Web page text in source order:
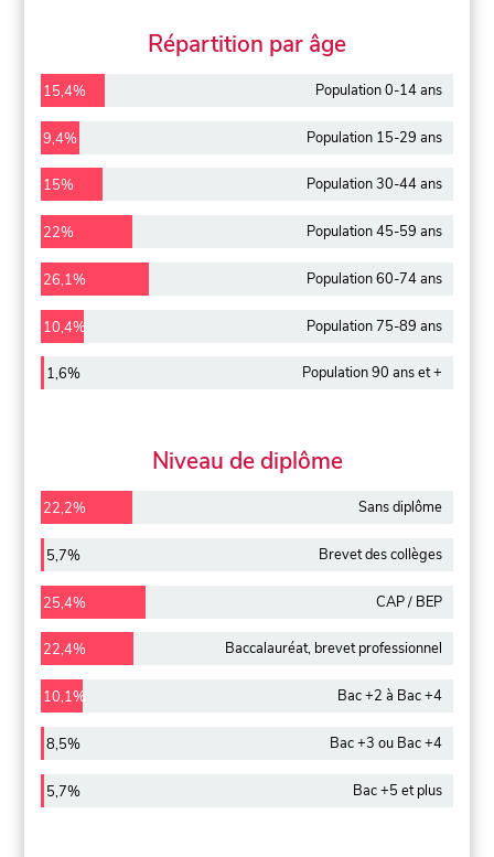
Répartition par âge
15,4% Population 0-14 ans
9,4% Population 15-29 ans
15% Population 30-44 ans
22% Population 45-59 ans
26,1% Population 60-74 ans
10,4% Population 75-89 ans
1,6% Population 90 ans et +
Niveau de diplôme
22,2% Sans diplôme
5,7% Brevet des collèges
25,4% CAP / BEP
22,4% Baccalauréat, brevet professionnel
10,1% Bac +2 à Bac +4
8,5% Bac +3 ou Bac +4
5,7% Bac +5 et plus